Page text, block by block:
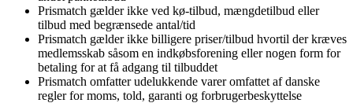
Prismatch gælder ikke ved kø-tilbud, mængdetilbud eller
tilbud med begrænsede antal/tid
Prismatch gælder ikke billigere priser/tilbud hvortil der kræves
medlemsskab såsom en indkøbsforening eller nogen form for
betaling for at få adgang til tilbuddet
Prismatch omfatter udelukkende varer omfattet af danske
regler for moms, told, garanti og forbrugerbeskyttelse